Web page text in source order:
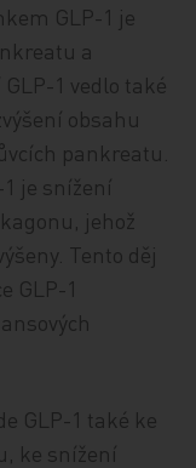
GLP-1 je
a
1 vedlo také
obsahu
pankreatu.
je snížení
jehož
Tento děj
GLP-1
GLP-1 také ke
ke snížení